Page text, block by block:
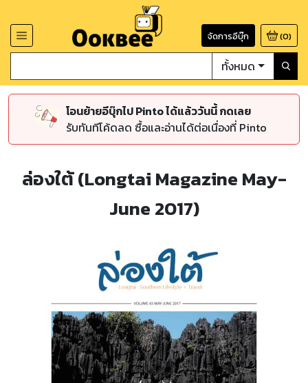
จัดการอีบุ๊ก (0)
ทั้งหมด
โอนย้ายอีบุ๊กไป Pinto ได้แล้ววันนี้ กดเลย
รับทันทีโค้ดลด ซื้อและอ่านได้ต่อเนื่องที่ Pinto
ล่องใต้ (Longtai Magazine May-
June 2017)